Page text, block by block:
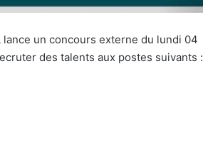
un concours externe du lundi 04
des talents aux postes suivants :